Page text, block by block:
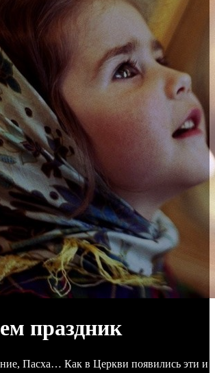
праздник
Пасха… Как в Церкви появились эти и